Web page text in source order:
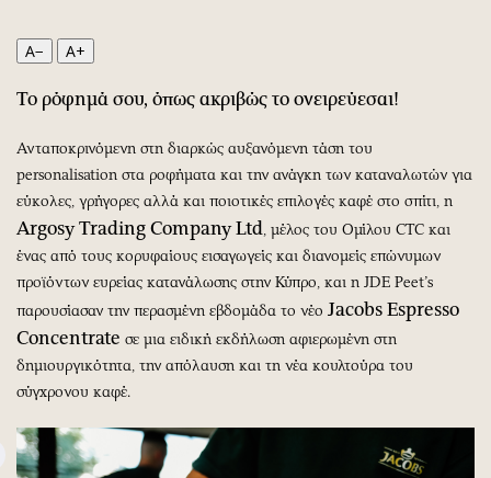
Ελλάδα
Κόσμος
Παράξενα
Σινεμά
Θέατρο-Χορός
Μουσική
Εικαστικά
Βιβλίο
Χειρόγραφα
Media
Wine routes
Podcasts
Uncut
Προσφορές
Προσωπικότητες στην ''Κ''
A− A+
Το ρόφημά σου, όπως ακριβώς το ονειρεύεσαι!
Ανταποκρινόμενη στη διαρκώς αυξανόμενη τάση του
personalisation στα ροφήματα και την ανάγκη των καταναλωτών για
εύκολες, γρήγορες αλλά και ποιοτικές επιλογές καφέ στο σπίτι, η
Argosy Trading Company Ltd, μέλος του Ομίλου CTC και
ένας από τους κορυφαίους εισαγωγείς και διανομείς επώνυμων
προϊόντων ευρείας κατανάλωσης στην Κύπρο, και η JDE Peet’s
παρουσίασαν την περασμένη εβδομάδα το νέο Jacobs Espresso
Concentrate σε μια ειδική εκδήλωση αφιερωμένη στη
δημιουργικότητα, την απόλαυση και τη νέα κουλτούρα του
σύγχρονου καφέ.